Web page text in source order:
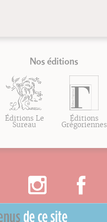
Nos éditions
Éditions Le
Sureau
Éditions
Grégoriennes